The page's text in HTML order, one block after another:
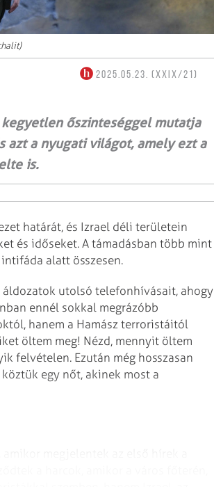
2025.05.23. (XXIX/21)
őszin­teséggel mutatja
azt a nyugati világot, amely ezt a
is.
határát, és Izrael déli területein
és időseket. A támadásban több mint
alatt összesen.
utolsó telefonhívásait, ahogy
ennél sokkal megrázóbb
hanem a Hamász terroristáitól
öltem meg! Nézd, mennyit öltem
felvételen. Ezután még hosszasan
egy nőt, akinek most a